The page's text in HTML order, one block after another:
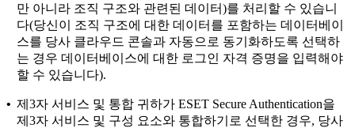
만 아니라 조직 구조와 관련된 데이터)를 처리할 수 있습니
다(당신이 조직 구조에 대한 데이터를 포함하는 데이터베이
스를 당사 클라우드 콘솔과 자동으로 동기화하도록 선택하
는 경우 데이터베이스에 대한 로그인 자격 증명을 입력해야
할 수 있습니다).
• 제3자 서비스 및 통합 귀하가 ESET Secure Authentication을
제3자 서비스 및 구성 요소와 통합하기로 선택한 경우, 당사